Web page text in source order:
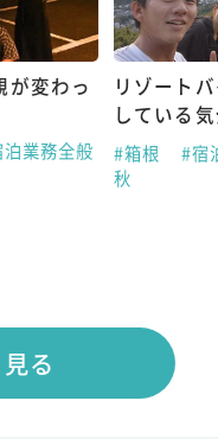
が変わっ
泊業務全般
リゾート
している
#箱根
#宿
秋
る